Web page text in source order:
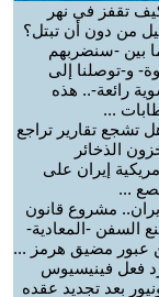
تقفز في نهر
من دون أن تبتل؟
بين -سنضربهم
و-توصلنا إلى
رائعة-.. هذه
...
تشجع تقارير تراجع
الذخائر
إيران على
...
مشروع قانون
السفن -المعادية-
عبور مضيق هرمز ...
فعل فينيسيوس
بعد تجديد عقده